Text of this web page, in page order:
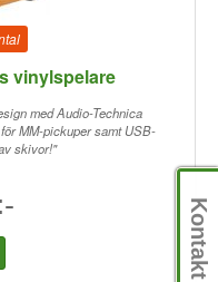
vinylspelare
med Audio-Technica
MM-pickuper samt USB-
skivor!"
Kontakt